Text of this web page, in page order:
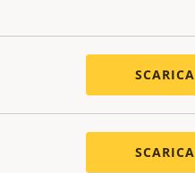
SCARICA
SCARICA